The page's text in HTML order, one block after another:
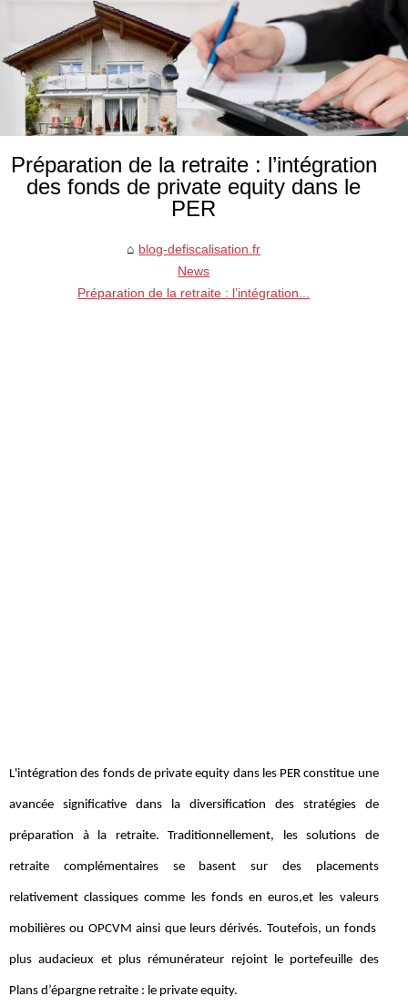
Préparation de la retraite : l’intégration
des fonds de private equity dans le
PER
blog-defiscalisation.fr
News
Préparation de la retraite : l’intégration...
L'intégration des fonds de private equity dans les PER constitue une
avancée significative dans la diversification des stratégies de
préparation à la retraite. Traditionnellement, les solutions de
retraite complémentaires se basent sur des placements
relativement classiques comme les fonds en euros,et les valeurs
mobilières ou OPCVM ainsi que leurs dérivés. Toutefois, un fonds
plus audacieux et plus rémunérateur rejoint le portefeuille des
Plans d’épargne retraite : le private equity.